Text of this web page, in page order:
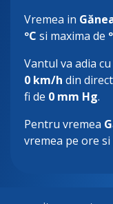
Vremea in
ºC si maxima de
Vantul va adia
0 km/h din
fi de 0 mm Hg.
Pentru vremea
vremea pe ore si